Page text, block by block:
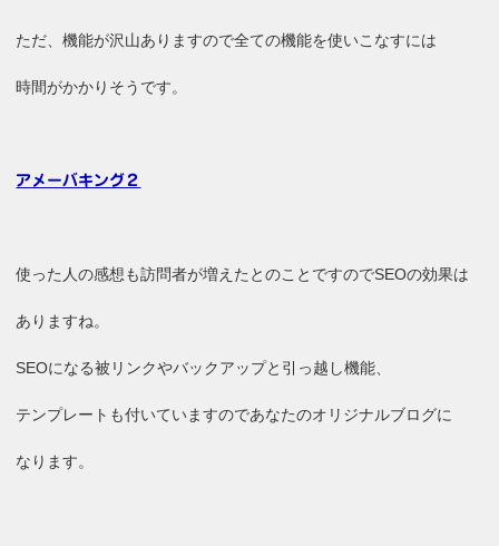
ただ、機能が沢山ありますので全ての機能を使いこなすには
時間がかかりそうです。
アメーバキング２
使った人の感想も訪問者が増えたとのことですのでSEOの効果は
ありますね。
SEOになる被リンクやバックアップと引っ越し機能、
テンプレートも付いていますのであなたのオリジナルブログに
なります。